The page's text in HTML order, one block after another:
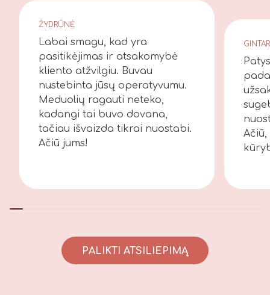
ŽYDRŪNĖ
Labai smagu, kad yra
pasitikėjimas ir atsakomybė
kliento atžvilgiu. Buvau
nustebinta jūsų operatyvumu.
Meduolių ragauti neteko,
kadangi tai buvo dovana,
tačiau išvaizda tikrai nuostabi.
Ačiū jums!
PALIKTI ATSILIEPIMĄ